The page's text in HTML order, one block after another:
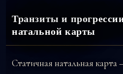
Транзиты и
натальной карты
Статичная натальная